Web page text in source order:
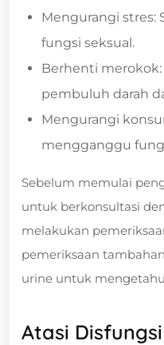
Mengurangi stres:
fungsi seksual.
Berhenti
pembuluh darah
Mengurangi
mengganggu
Sebelum memulai
untuk berkonsultasi
melakukan
pemeriksaan
urine untuk
Atasi